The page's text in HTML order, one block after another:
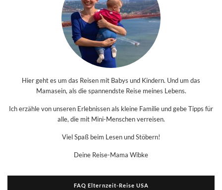
Hier geht es um das Reisen mit Babys und Kindern. Und um das
Mamasein, als die spannendste Reise meines Lebens.
Ich erzähle von unseren Erlebnissen als kleine Familie und gebe Tipps für
alle, die mit Mini-Menschen verreisen.
Viel Spaß beim Lesen und Stöbern!
Deine Reise-Mama Wibke
FAQ Elternzeit-Reise USA